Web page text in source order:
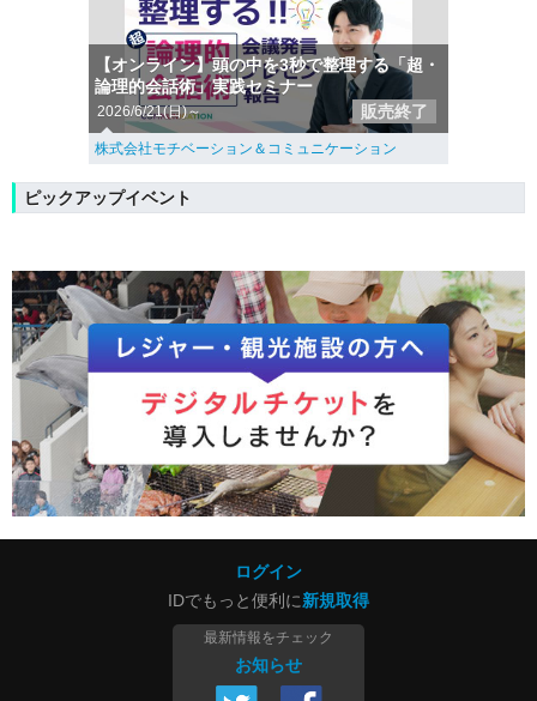
【オンライン】頭の中を3秒で整理する「超・
論理的会話術」実践セミナー
2026/6/21(日)～ 販売終了
株式会社モチベーション＆コミュニケーション
ピックアップイベント
ログイン
IDでもっと便利に新規取得
最新情報をチェック
お知らせ